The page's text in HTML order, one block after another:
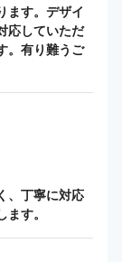
ます。デザイ
応していただ
。有り難うご
、丁寧に対応
す。